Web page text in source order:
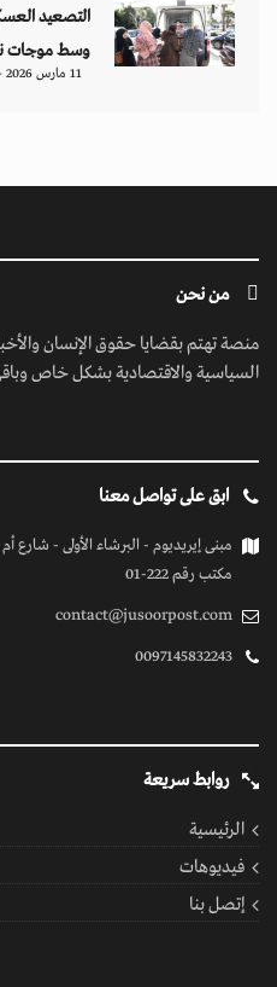
التصعيد
وسط موجات
11 مارس 2026 - 10:26
من نحن
منصة تهتم بقضايا حقوق الإنسان
السياسية والاقتصادية بشكل خاص
ابق على تواصل معنا
مبنى إيريديوم - البرشاء الأولى - شارع
مكتب رقم 222-01
contact@jusoorpost.com
0097145832243
روابط سريعة
الرئيسية
فيديوهات
إتصل بنا